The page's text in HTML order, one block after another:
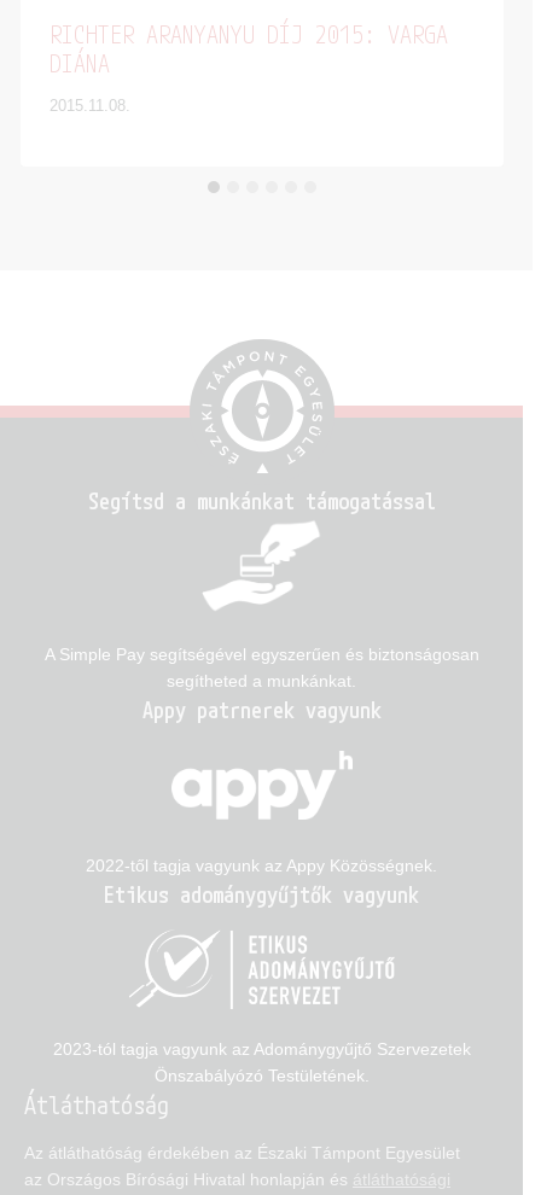
RICHTER ARANYANYU DÍJ 2015: VARGA
DIÁNA
2015.11.08.
Segítsd a munkánkat támogatással
A Simple Pay segítségével egyszerűen és biztonságosan
segítheted a munkánkat.
Appy patrnerek vagyunk
2022-től tagja vagyunk az Appy Közösségnek.
Etikus adománygyűjtők vagyunk
2023-tól tagja vagyunk az Adománygyűjtő Szervezetek
Önszabályózó Testületének.
Átláthatóság
Az átláthatóság érdekében az Északi Támpont Egyesület
az Országos Bírósági Hivatal honlapján és átláthatósági